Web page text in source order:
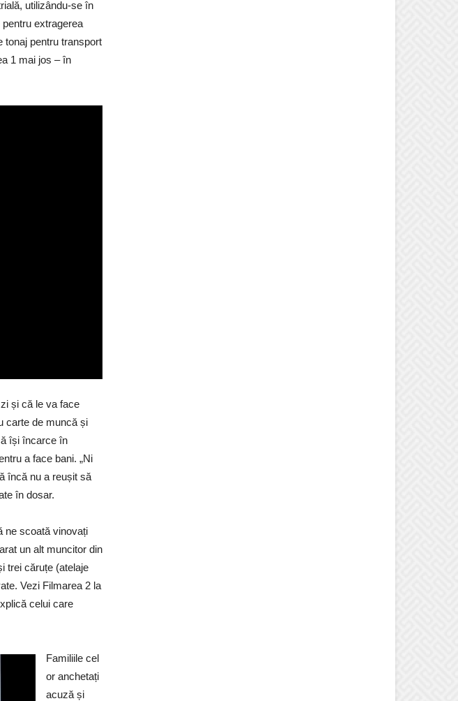
utilizându-se în
extragerea
tonaj pentru transport
1 mai jos – în
și că le va face
carte de muncă și
își încarce în
a face bani. „Ni
încă nu a reușit să
în dosar.
ne scoată vinovați
un alt muncitor din
trei căruțe (atelaje
Vezi Filmarea 2 la
celui care
Familiile cel
or anchetați
acuză și